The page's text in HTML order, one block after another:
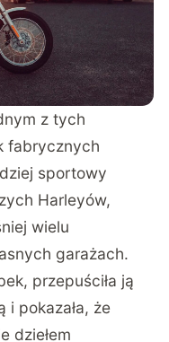
z tych
fabrycznych
sportowy
Harleyów,
wielu
garażach.
przepuściła ją
i pokazała, że
dziełem